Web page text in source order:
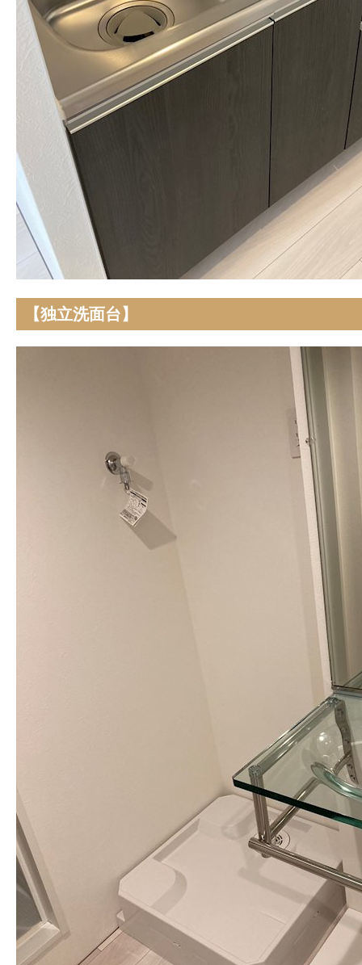
【独立洗面台】